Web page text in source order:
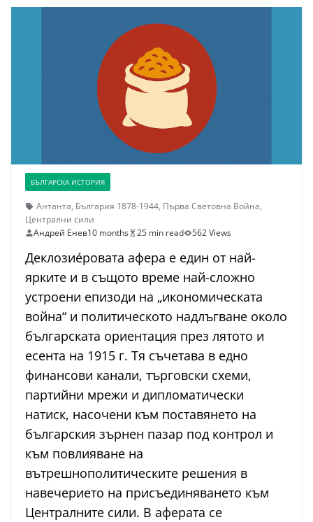
БЪЛГАРСКА ИСТОРИЯ
Антанта, България 1878-1944, Първа Световна Война,
Централни сили
Андрей Енев10 months 25 min read 562 Views
Деклозиéровата афера е един от най-
ярките и в същото време най-сложно
устроени епизоди на „икономическата
война“ и политическото надлъгване около
българската ориентация през лятото и
есента на 1915 г. Тя съчетава в едно
финансови канали, търговски схеми,
партийни мрежи и дипломатически
натиск, насочени към поставянето на
българския зърнен пазар под контрол и
към повлияване на
вътрешнополитическите решения в
навечерието на присъединяването към
Централните сили. В аферата се